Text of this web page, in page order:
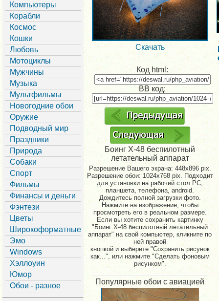
Компьютеры
Корабли
Космос
Кошки
Любовь
Мотоциклы
Мужчины
Музыка
Мультфильмы
Новогодние обои
Оружие
Подводный мир
Праздники
Природа
Собаки
Спорт
Фильмы
Финансы и деньги
Фэнтези
Цветы
Широкоформатные
Эмо
Windows
Хэллоуин
Юмор
Обои - разное
Скачать
Код html:
BB код:
Боинг X-48 беспилотный
летательный аппарат
Разрешение Вашего экрана:448x896 pix.
Разрешение обои: 1024x768 pix. Подходит
для установки на рабочий стол PC,
планшета, телефона, android.
Дождитесь полной загрузки фото.
Нажмите на изображение, чтобы
просмотреть его в реальном размере.
Если вы хотите сохранить картинку
"Боинг X-48 беспилотный летательный
аппарат" на свой компьютер, кликните по
ней правой
кнопкой и выберите "Сохранить рисунок
как...", или нажмите "Сделать фоновым
рисунком".
Популярные обои с авиацией